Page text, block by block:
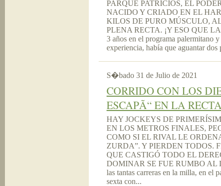
PARQUE PATRICIOS, EL
NACIDO Y CRIADO EN EL
KILOS DE PURO MÚSCULO,
PLENA RECTA. ¡Y ESO QUE
3 años en el programa palermitano
experiencia, había que aguantar
S�bado 31 de Julio de 2021
CORRIDO CON LOS
ESCAPÃ“ EN LA
HAY JOCKEYS DE
EN LOS METROS FINALES,
COMO SI EL RIVAL LE
ZURDA”. Y PIERDEN TODOS.
QUE CASTIGÓ TODO EL
DOMINAR SE FUE RUMBO AL
las tantas carreras en la milla, en el
sexta con...